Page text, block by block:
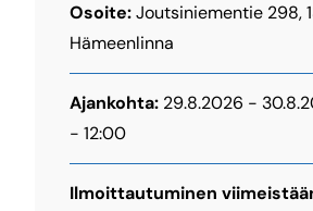
Osoite:Joutsiniementie 298,
Hämeenlinna
Ajankohta: 29.8.2026 -
- 12:00
Ilmoittautuminen